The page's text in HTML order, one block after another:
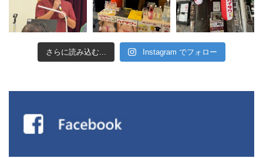
さらに読み込む... Instagram でフォロー